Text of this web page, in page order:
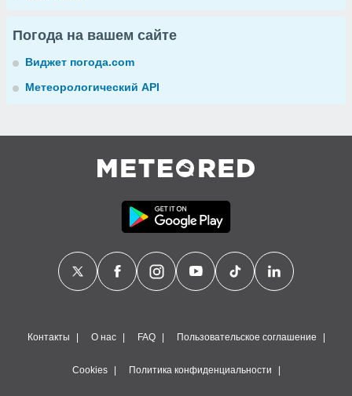
Погода на вашем сайте
Виджет погода.com
Метеорологический API
Контакты О нас FAQ Пользовательское соглашение
Cookies Политика конфиденциальности